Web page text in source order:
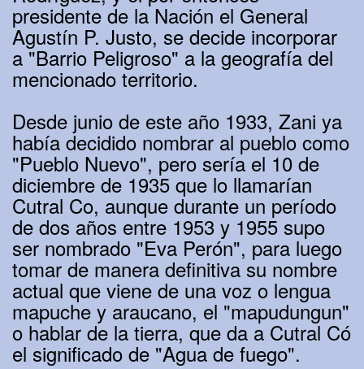
presidente de la Nación el General
Agustín P. Justo, se decide incorporar
a "Barrio Peligroso" a la geografía del
mencionado territorio.
Desde junio de este año 1933, Zani ya
había decidido nombrar al pueblo como
"Pueblo Nuevo", pero sería el 10 de
diciembre de 1935 que lo llamarían
Cutral Co, aunque durante un período
de dos años entre 1953 y 1955 supo
ser nombrado "Eva Perón", para luego
tomar de manera definitiva su nombre
actual que viene de una voz o lengua
mapuche y araucano, el "mapudungun"
o hablar de la tierra, que da a Cutral Có
el significado de "Agua de fuego".